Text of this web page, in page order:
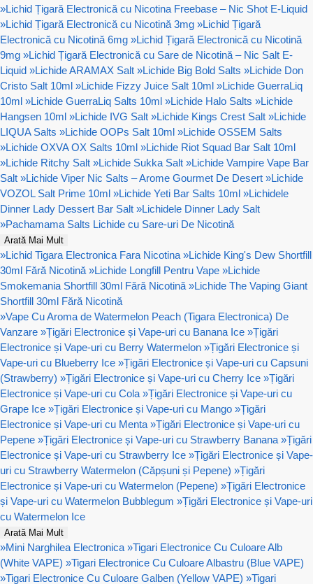
»Lichid Țigară Electronică cu Nicotina Freebase – Nic Shot E-Liquid
»Lichid Țigară Electronică cu Nicotină 3mg »Lichid Țigară
Electronică cu Nicotină 6mg »Lichid Țigară Electronică cu Nicotină
9mg »Lichid Țigară Electronică cu Sare de Nicotină – Nic Salt E-
Liquid »Lichide ARAMAX Salt »Lichide Big Bold Salts »Lichide Don
Cristo Salt 10ml »Lichide Fizzy Juice Salt 10ml »Lichide GuerraLiq
10ml »Lichide GuerraLiq Salts 10ml »Lichide Halo Salts »Lichide
Hangsen 10ml »Lichide IVG Salt »Lichide Kings Crest Salt »Lichide
LIQUA Salts »Lichide OOPs Salt 10ml »Lichide OSSEM Salts
»Lichide OXVA OX Salts 10ml »Lichide Riot Squad Bar Salt 10ml
»Lichide Ritchy Salt »Lichide Sukka Salt »Lichide Vampire Vape Bar
Salt »Lichide Viper Nic Salts – Arome Gourmet De Desert »Lichide
VOZOL Salt Prime 10ml »Lichide Yeti Bar Salts 10ml »Lichidele
Dinner Lady Dessert Bar Salt »Lichidele Dinner Lady Salt
»Pachamama Salts Lichide cu Sare-uri De Nicotină
Arată Mai Mult
»Lichid Tigara Electronica Fara Nicotina »Lichide King's Dew Shortfill
30ml Fără Nicotină »Lichide Longfill Pentru Vape »Lichide
Smokemania Shortfill 30ml Fără Nicotină »Lichide The Vaping Giant
Shortfill 30ml Fără Nicotină
»Vape Cu Aroma de Watermelon Peach (Tigara Electronica) De
Vanzare »Țigări Electronice și Vape-uri cu Banana Ice »Țigări
Electronice și Vape-uri cu Berry Watermelon »Țigări Electronice și
Vape-uri cu Blueberry Ice »Țigări Electronice și Vape-uri cu Capsuni
(Strawberry) »Țigări Electronice și Vape-uri cu Cherry Ice »Țigări
Electronice și Vape-uri cu Cola »Țigări Electronice și Vape-uri cu
Grape Ice »Țigări Electronice și Vape-uri cu Mango »Țigări
Electronice și Vape-uri cu Menta »Țigări Electronice și Vape-uri cu
Pepene »Țigări Electronice și Vape-uri cu Strawberry Banana »Țigări
Electronice și Vape-uri cu Strawberry Ice »Țigări Electronice și Vape-
uri cu Strawberry Watermelon (Căpșuni și Pepene) »Țigări
Electronice și Vape-uri cu Watermelon (Pepene) »Țigări Electronice
și Vape-uri cu Watermelon Bubblegum »Țigări Electronice și Vape-uri
cu Watermelon Ice
Arată Mai Mult
»Mini Narghilea Electronica »Tigari Electronice Cu Culoare Alb
(White VAPE) »Tigari Electronice Cu Culoare Albastru (Blue VAPE)
»Tigari Electronice Cu Culoare Galben (Yellow VAPE) »Tigari